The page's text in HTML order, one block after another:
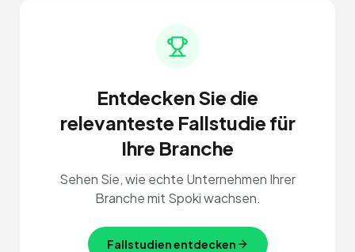
Entdecken Sie die
relevanteste Fallstudie für
Ihre Branche
Sehen Sie, wie echte Unternehmen Ihrer
Branche mit Spoki wachsen.
Fallstudien entdecken